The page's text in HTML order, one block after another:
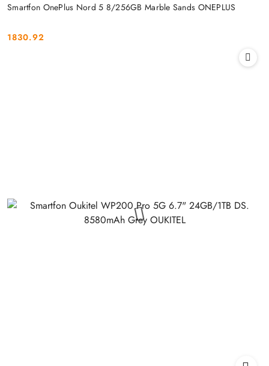
Smartfon OnePlus Nord 5 8/256GB Marble Sands ONEPLUS
Cena:
1830.92